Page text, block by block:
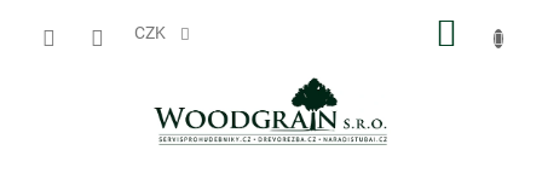
CZK